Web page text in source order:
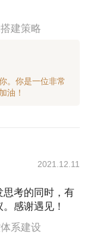
建策略
。你是一位非常
2021.12.11
思考的同时，有
感谢遇见！
系建设